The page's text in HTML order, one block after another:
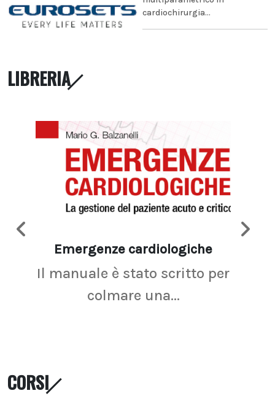
cardiochirurgia...
LIBRERIA
Emergenze cardiologiche
Il manuale è stato scritto per
colmare una...
CORSI